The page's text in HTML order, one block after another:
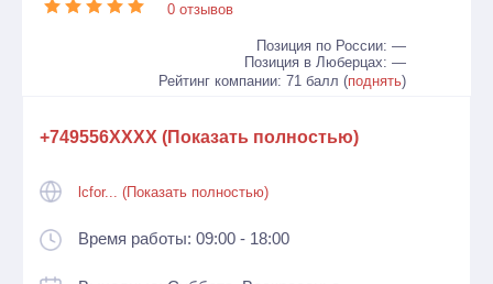
0 отзывов
Позиция по России: —
Позиция в Люберцах: —
Рейтинг компании: 71 балл (поднять)
+749556XXXX (Показать полностью)
lcfor... (Показать полностью)
Время работы: 09:00 - 18:00